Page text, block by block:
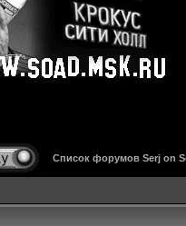
Список форумов Serj on